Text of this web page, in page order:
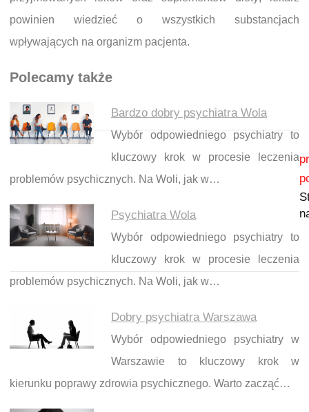
powinien wiedzieć o wszystkich substancjach
wpływających na organizm pacjenta.
Polecamy także
Bardzo dobry psychiatra Wola
Wybór odpowiedniego psychiatry to
kluczowy krok w procesie leczenia
problemów psychicznych. Na Woli, jak w…
Psychiatra Wola
Wybór odpowiedniego psychiatry to
kluczowy krok w procesie leczenia
problemów psychicznych. Na Woli, jak w…
Dobry psychiatra Warszawa
Wybór odpowiedniego psychiatry w
Warszawie to kluczowy krok w
kierunku poprawy zdrowia psychicznego. Warto zacząć…
Nawigacja wpisu